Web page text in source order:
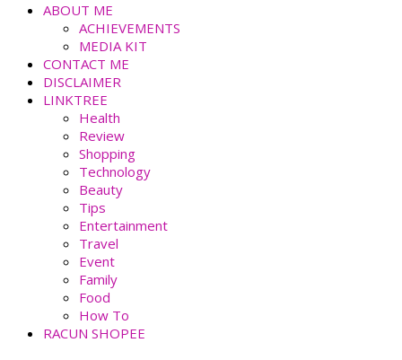
ABOUT ME
ACHIEVEMENTS
MEDIA KIT
CONTACT ME
DISCLAIMER
LINKTREE
Health
Review
Shopping
Technology
Beauty
Tips
Entertainment
Travel
Event
Family
Food
How To
RACUN SHOPEE